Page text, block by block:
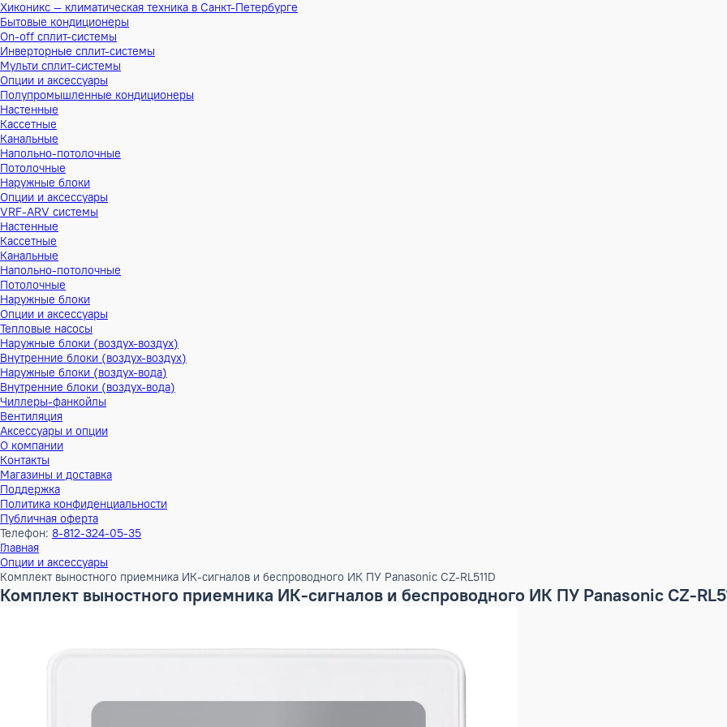
Хиконикс — климатическая техника в Санкт-Петербурге
Бытовые кондиционеры
On-off сплит-системы
Инверторные сплит-системы
Мульти сплит-системы
Опции и аксессуары
Полупромышленные кондиционеры
Настенные
Кассетные
Канальные
Напольно-потолочные
Потолочные
Наружные блоки
Опции и аксессуары
VRF-ARV системы
Настенные
Кассетные
Канальные
Напольно-потолочные
Потолочные
Наружные блоки
Опции и аксессуары
Тепловые насосы
Наружные блоки (воздух-воздух)
Внутренние блоки (воздух-воздух)
Наружные блоки (воздух-вода)
Внутренние блоки (воздух-вода)
Чиллеры-фанкойлы
Вентиляция
Аксессуары и опции
О компании
Контакты
Магазины и доставка
Поддержка
Политика конфиденциальности
Публичная оферта
Телефон:8-812-324-05-35
Комплект выностного приемника ИК-сигналов и беспроводного ИК ПУ Panasonic